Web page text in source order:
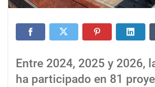
Entre 2024, 2025 y 2026,
ha participado en 81